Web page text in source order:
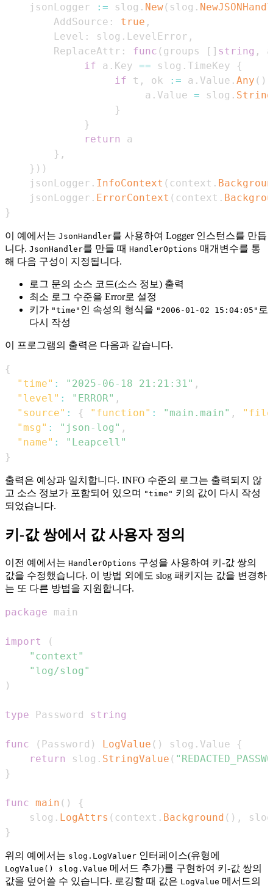
	jsonLogger
:= slog . New( slog .
		AddSource
: true ,
		Level
: slog . LevelError ,
		ReplaceAttr
: func ( groups [ ] string ,
if a . Key == slog . TimeKey
{
if t , ok := a . Value . Any ( )
					   a
. Value = slog .
}
}
return
} ,
} ) )
	jsonLogger
. InfoContext ( context .
	jsonLogger
. ErrorContext ( context .
}
이 예에서는 JsonHandler를 사용하여 Logger 인스턴스를 만듭
니다. JsonHandler를 만들 때 HandlerOptions 매개변수를 통
해 다음 구성이 지정됩니다.
로그 문의 소스 코드(소스 정보) 출력
최소 로그 수준을 Error로 설정
키가 "time" 인 속성의 형식을 "2006-01-02 15:04:05" 로
다시 작성
이 프로그램의 출력은 다음과 같습니다.
{
"time" : "2025-06-18 21:21:31" ,
"level" : "ERROR" ,
"source" : { "function" : "main.main" ,
"msg" : "json-log" ,
"name" :
"Leapcell"
}
출력은 예상과 일치합니다. INFO 수준의 로그는 출력되지 않
고 소스 정보가 포함되어 있으며 "time" 키의 값이 다시 작성
되었습니다.
키-값 쌍에서 값 사용자 정의
이전 예에서는 HandlerOptions 구성을 사용하여 키-값 쌍의
값을 수정했습니다. 이 방법 외에도 slog 패키지는 값을 변경하
는 또 다른 방법을 지원합니다.
package
import
(
"context"
"log/slog"
)
type Password string
func ( Password ) LogValue ( ) slog . Value
{
return
slog . StringValue (
}
func main ( )
{
	slog
. LogAttrs ( context . Background ( ) ,
slog
}
위의 예에서는 slog.LogValuer 인터페이스(유형에
LogValue() slog.Value 메서드 추가)를 구현하여 키-값 쌍의
값을 덮어쓸 수 있습니다. 로깅할 때 값은 LogValue 메서드의